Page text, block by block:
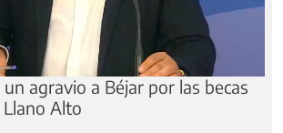
agravio a Béjar por las becas
Alto